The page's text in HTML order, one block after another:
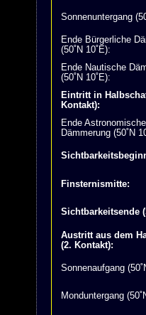
Sonnenuntergang
Ende Bürgerliche
(50˚N 10˚E):
Ende Nautische
(50˚N 10˚E):
Eintritt in
Kontakt):
Ende Astronomische
Dämmerung (50˚N
Finsternismitte:
Sichtbarkeitsende
Austritt aus dem
(2. Kontakt):
Sonnenaufgang
Monduntergang